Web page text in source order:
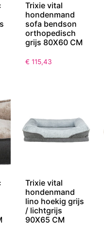
Trixie vital
hondenmand
sofa bendson
orthopedisch
grijs 80X60 CM
€ 115,43
Trixie vital
hondenmand
lino hoekig grijs
/ lichtgrijs
90X65 CM